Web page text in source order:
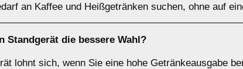
an Kaffee und Heißgetränken suchen, ohne auf
Standgerät die bessere Wahl?
lohnt sich, wenn Sie eine hohe Getränkeausgabe